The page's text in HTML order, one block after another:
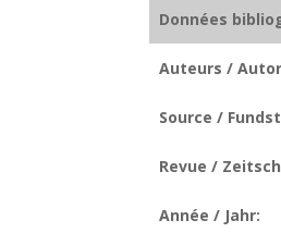
Données
Auteurs /
Source /
Revue /
Année / Jahr: